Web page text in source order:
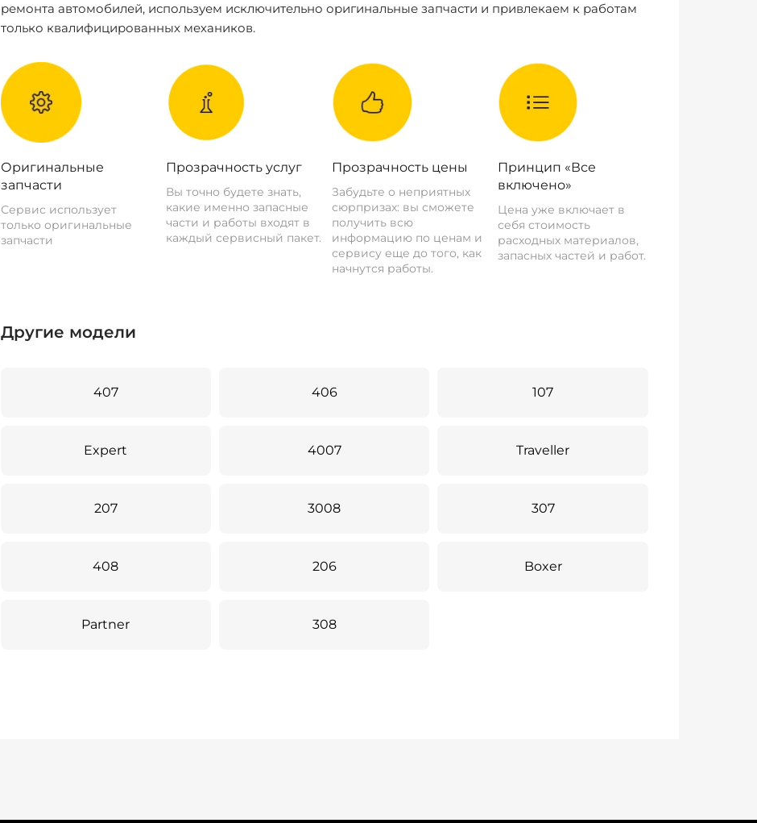
ремонта автомобилей, используем исключительно оригинальные запчасти и привлекаем к работам
только квалифицированных механиков.
Оригинальные
запчасти
Сервис использует
только оригинальные
запчасти
Прозрачность услуг
Вы точно будете знать,
какие именно запасные
части и работы входят в
каждый сервисный пакет.
Прозрачность цены
Забудьте о неприятных
сюрпризах: вы сможете
получить всю
информацию по ценам и
сервису еще до того, как
начнутся работы.
Принцип «Все
включено»
Цена уже включает в
себя стоимость
расходных материалов,
запасных частей и работ.
Другие модели
407 406 107
Expert 4007 Traveller
207 3008 307
408 206 Boxer
Partner 308